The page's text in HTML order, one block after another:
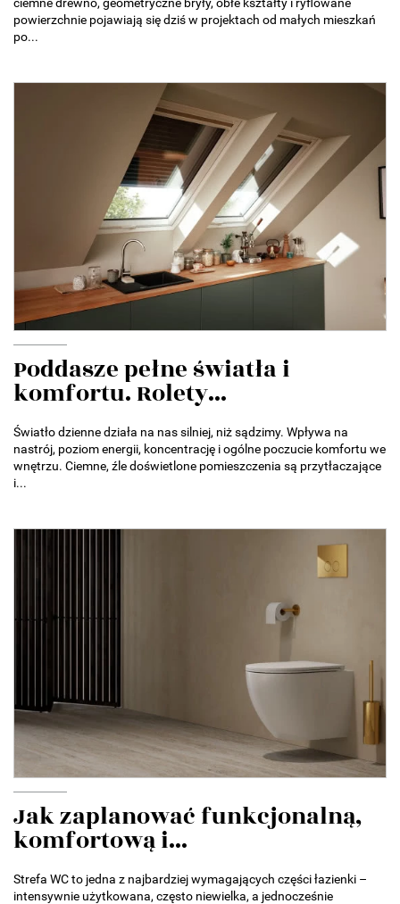
ciemne drewno, geometryczne bryły, obłe kształty i ryflowane
powierzchnie pojawiają się dziś w projektach od małych mieszkań
po...
Poddasze pełne światła i
komfortu. Rolety...
Światło dzienne działa na nas silniej, niż sądzimy. Wpływa na
nastrój, poziom energii, koncentrację i ogólne poczucie komfortu we
wnętrzu. Ciemne, źle doświetlone pomieszczenia są przytłaczające
i...
Jak zaplanować funkcjonalną,
komfortową i...
Strefa WC to jedna z najbardziej wymagających części łazienki –
intensywnie użytkowana, często niewielka, a jednocześnie